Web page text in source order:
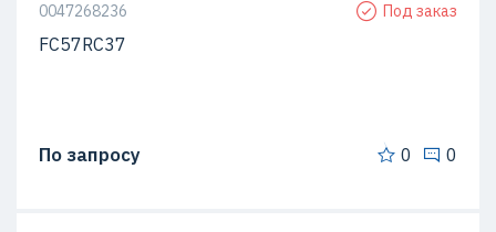
0047268236 Под заказ
FC57RC37
По запросу 0 0